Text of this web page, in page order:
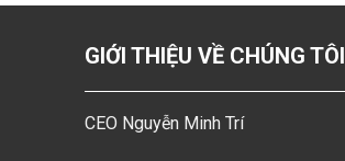
GIỚI THIỆU VỀ CHÚNG TÔI
CEO Nguyễn Minh Trí